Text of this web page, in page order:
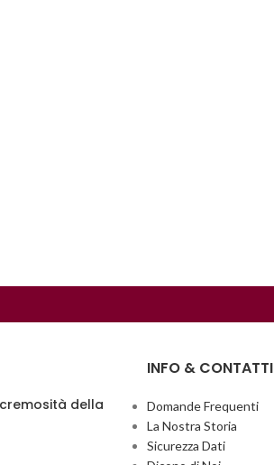
della
INFO & CONTATTI
Domande Frequenti
La Nostra Storia
Sicurezza Dati